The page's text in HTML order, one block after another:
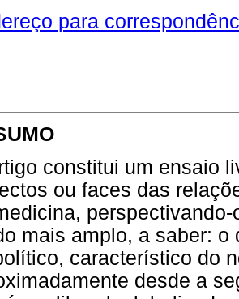
para
constitui um ensaio
ou faces das
mais amplo, a saber:
característico do
desde a